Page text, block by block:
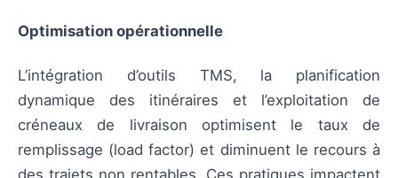
Optimisation opérationnelle
L’intégration d’outils TMS, la planification
dynamique des itinéraires et l’exploitation de
créneaux de livraison optimisent le taux de
remplissage (load factor) et diminuent le recours à